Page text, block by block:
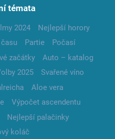
témata
2024
Nejlepší horory
Partie
Počasí
začátky
Auto – katalog
2025
Svařené víno
Aloe vera
Výpočet ascendentu
Nejlepší palačinky
koláč